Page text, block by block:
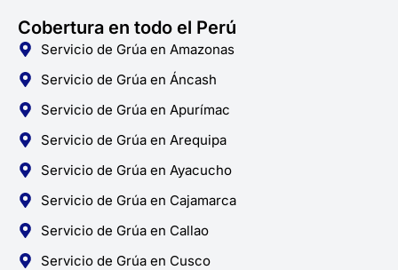
Cobertura en todo el Perú
Servicio de Grúa en Amazonas
Servicio de Grúa en Áncash
Servicio de Grúa en Apurímac
Servicio de Grúa en Arequipa
Servicio de Grúa en Ayacucho
Servicio de Grúa en Cajamarca
Servicio de Grúa en Callao
Servicio de Grúa en Cusco